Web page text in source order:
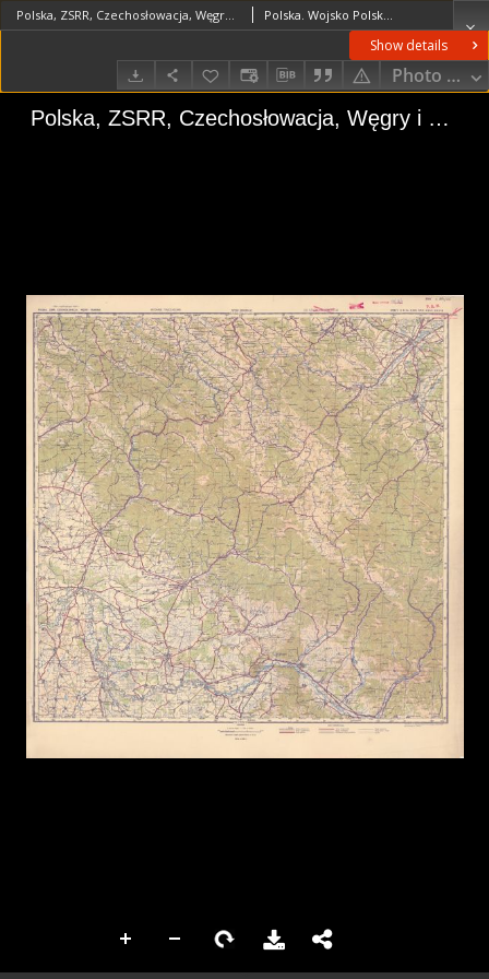
Show details
Photo
Polska, ZSRR, Czechosłowacja, Węgry i Rumunia Stryj 9 M - 34- XXIX, XXX, XXXV, XXXVI Polska. Wojsko Polskie (1918-1939). Sztab Generalny. Instytucja sprawcza. Wydawca